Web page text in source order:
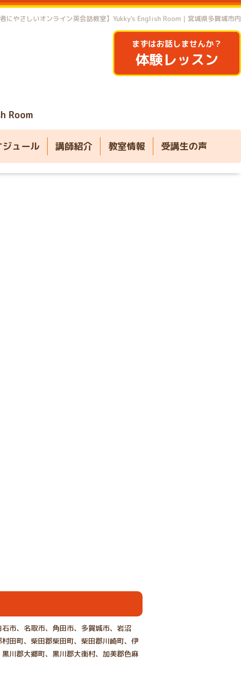
Room
者にやさしいオンライン英会話教室】Yukky's English Room｜宮城県多賀城市内
まずはお話しませんか？
体験レッスン
ジュール 講師紹介 教室情報 受講生の声
市、名取市、角田市、多賀城市、岩沼
田町、柴田郡柴田町、柴田郡川崎町、伊
川郡大郷町、黒川郡大衡村、加美郡色麻